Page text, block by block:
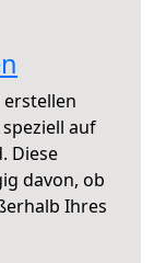
auf
Diese
davon, ob
Ihres